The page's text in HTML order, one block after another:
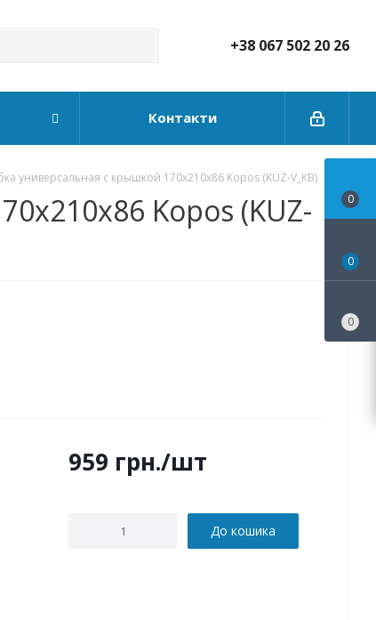
+38 067 502 20 26
Контакти
универсальная с крышкой 170х210х86 Kopos (KUZ-V_KB)
Kopos (KUZ-
959 грн./шт
До кошика
0
0
0